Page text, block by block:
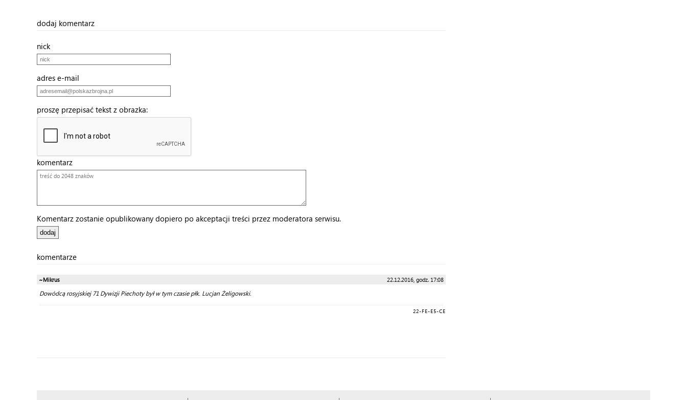
dodaj komentarz
nick
adres e-mail
proszę przepisać tekst z obrazka:
komentarz
Komentarz zostanie opublikowany dopiero po akceptacji treści przez moderatora serwisu.
komentarze
~Mikrus 22.12.2016, godz. 17:08
Dowódcą rosyjskiej 71 Dywizji Piechoty był w tym czasie płk. Lucjan Żeligowski.
22-FE-E5-CE